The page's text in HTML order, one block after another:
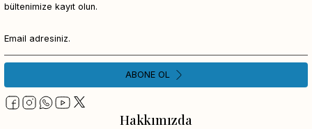
Hakkımızda
bültenimize kayıt olun.
ABONE OL